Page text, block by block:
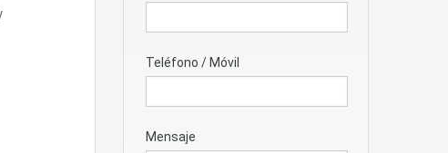
Teléfono / Móvil
Mensaje